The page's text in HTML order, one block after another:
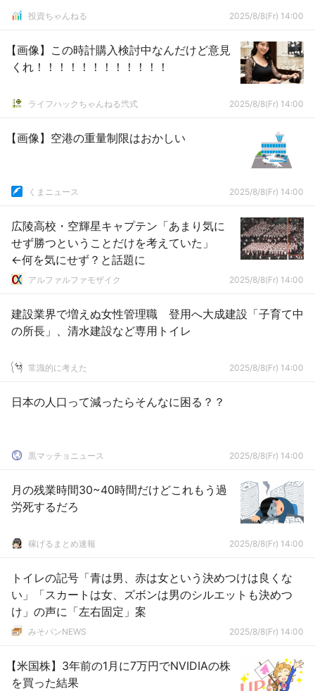
投資ちゃんねる 2025/8/8(Fr) 14:00
【画像】この時計購入検討中なんだけど意見
くれ！！！！！！！！！！！！
ライフハックちゃんねる弐式 2025/8/8(Fr) 14:00
【画像】空港の重量制限はおかしい
くまニュース 2025/8/8(Fr) 14:00
広陵高校・空輝星キャプテン「あまり気に
せず勝つということだけを考えていた」
←何を気にせず？と話題に
アルファルファモザイク 2025/8/8(Fr) 14:00
建設業界で増えぬ女性管理職 登用へ大成建設「子育て中
の所長」、清水建設など専用トイレ
常識的に考えた 2025/8/8(Fr) 14:00
日本の人口って減ったらそんなに困る？？
黒マッチョニュース 2025/8/8(Fr) 14:00
月の残業時間30~40時間だけどこれもう過
労死するだろ
稼げるまとめ速報 2025/8/8(Fr) 14:00
トイレの記号「青は男、赤は女という決めつけは良くな
い」「スカートは女、ズボンは男のシルエットも決めつ
け」の声に「左右固定」案
みそパンNEWS 2025/8/8(Fr) 14:00
【米国株】3年前の1月に7万円でNVIDIAの株
を買った結果